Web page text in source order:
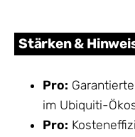
Stärken &
Pro:
im Ubiquiti-
Pro: